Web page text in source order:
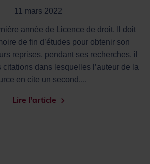
11 mars 2022
année de Licence de droit. Il doit
de fin d’études pour obtenir son
reprises, pendant ses recherches, il
citations dans lesquelles l’auteur de la
en cite un second....
Lire l'article